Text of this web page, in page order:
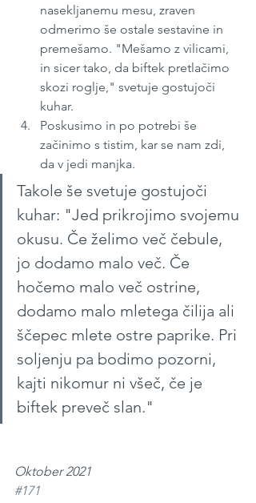
nasekljanemu mesu, zraven
odmerimo še ostale sestavine in
premešamo. "Mešamo z vilicami,
in sicer tako, da biftek pretlačimo
skozi roglje," svetuje gostujoči
kuhar.
Poskusimo in po potrebi še
začinimo s tistim, kar se nam zdi,
da v jedi manjka.
Takole še svetuje gostujoči
kuhar: "Jed prikrojimo svojemu
okusu. Če želimo več čebule,
jo dodamo malo več. Če
hočemo malo več ostrine,
dodamo malo mletega čilija ali
ščepec mlete ostre paprike. Pri
soljenju pa bodimo pozorni,
kajti nikomur ni všeč, če je
biftek preveč slan."
Oktober 2021
#171